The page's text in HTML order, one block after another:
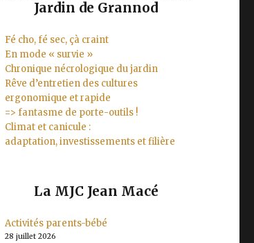
Jardin de Grannod
Fé cho, fé sec, çà craint
En mode « survie »
Chronique nécrologique du jardin
Rêve d’entretien des cultures
ergonomique et rapide
=> fantasme de porte-outils !
Climat et canicule :
adaptation, investissements et filière
La MJC Jean Macé
Activités parents-bébé
28 juillet 2026